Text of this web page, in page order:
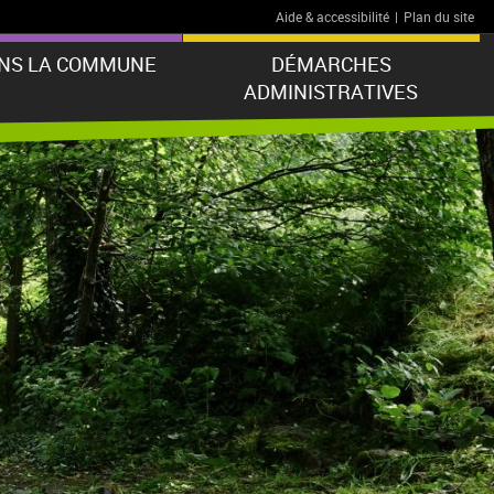
Aide & accessibilité | Plan du site
LA COMMUNE
DÉMARCHES
ADMINISTRATIVES